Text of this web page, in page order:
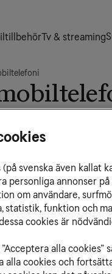
Tv & streaming
information
mobilabonnemang,
funderingar hur det
svenska även kallat
personliga annonser
om användare,
statistik, funktion och
cookies är
alla
alla cookies och